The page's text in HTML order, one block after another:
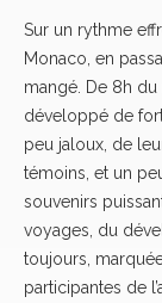
Sur un rythme
Monaco, en
mangé. De 8h
développé de
peu jaloux, de
témoins, et un
souvenirs
voyages, du
toujours,
participantes de